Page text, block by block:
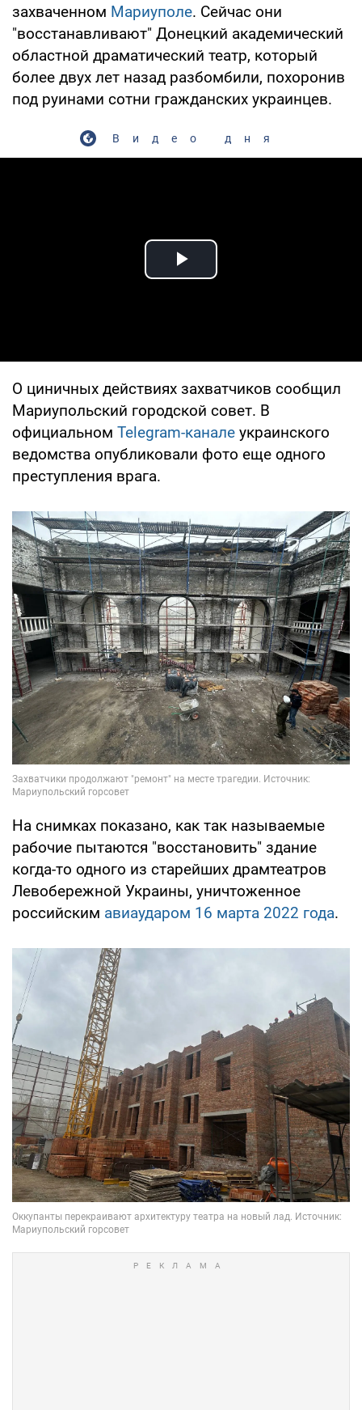
захваченном Мариуполе. Сейчас они
"восстанавливают" Донецкий академический
областной драматический театр, который
более двух лет назад разбомбили, похоронив
под руинами сотни гражданских украинцев.
Видео дня
Play Video
О циничных действиях захватчиков сообщил
Мариупольский городской совет. В
официальном Telegram-канале украинского
ведомства опубликовали фото еще одного
преступления врага.
На снимках показано, как так называемые
рабочие пытаются "восстановить" здание
когда-то одного из старейших драмтеатров
Левобережной Украины, уничтоженное
российским авиаударом 16 марта 2022 года.